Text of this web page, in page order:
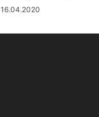
16.04.2020